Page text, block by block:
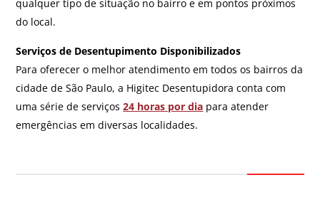
qualquer tipo de situação no bairro e em pontos próximos
do local.
Serviços de Desentupimento Disponibilizados
Para oferecer o melhor atendimento em todos os bairros da
cidade de São Paulo, a Higitec Desentupidora conta com
uma série de serviços24 horas por dia para atender
emergências em diversas localidades.